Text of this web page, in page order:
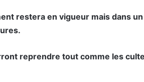
restera en vigueur mais dans
reprendre tout comme les